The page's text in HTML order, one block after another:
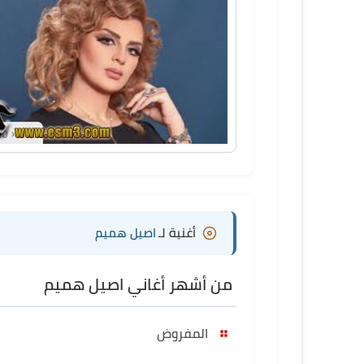
أغنية لـ اصيل هميم
من أشهر أغاني اصيل هميم
المفروض